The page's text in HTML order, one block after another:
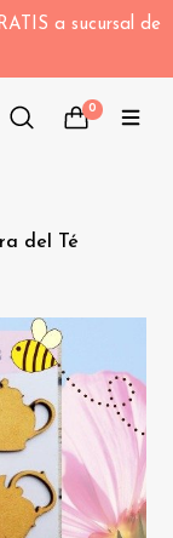
a sucursal de
0
del Té